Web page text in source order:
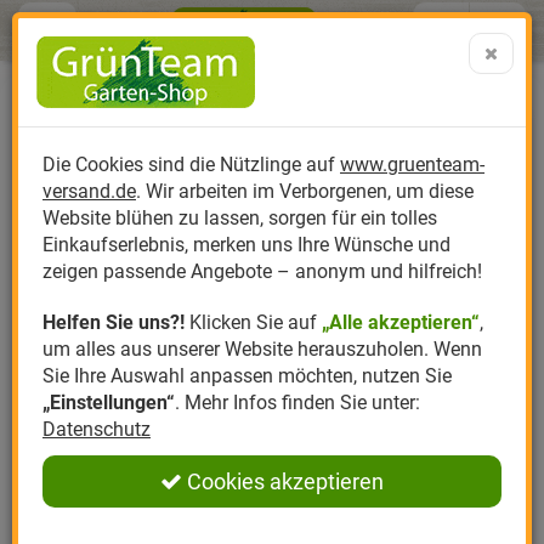
Produktkatalog
Anzucht
Dünger
Erde
Kompost
Pflanzenstärkung
Nützlinge Nützlinge gegen
Nützlingsarten
Nützlingsförderung
Nützlingszubehör
Hersteller
Biplantol
Felco
Gloria
Greenfield
Romberg
Themenwelt
Gemüsegarten
Rasen
Rosen
Ziergarten
Kräutergarten
Ratgeber
Aktuelle Themen
Schädlinge aktuell
Angebote
Sparsets / Set-
Angebote
0 ARTIKEL IM WARENKORB
Ergebnisse () Fertig
Menü Search
Die Cookies sind die Nützlinge auf www.gruenteam-
versand.de. Wir arbeiten im Verborgenen, um diese
Website blühen zu lassen, sorgen für ein tolles
Einkaufserlebnis, merken uns Ihre Wünsche und
zeigen passende Angebote – anonym und hilfreich!
Helfen Sie uns?! Klicken Sie auf „Alle akzeptieren“,
um alles aus unserer Website herauszuholen. Wenn
Sie Ihre Auswahl anpassen möchten, nutzen Sie
„Einstellungen“. Mehr Infos finden Sie unter:
Datenschutz
Cookies akzeptieren